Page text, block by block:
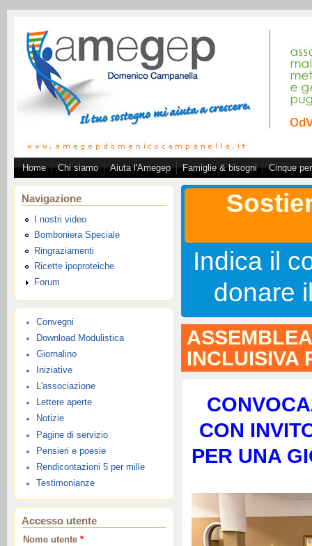
Associazione
Home Chi siamo Aiuta l'Amegep Famiglie & bisogni Cinque
Navigazione
I nostri video
Bomboniera Speciale
Ringraziamenti
Ricette ipoproteiche
Forum
Convegni
Download Modulistica
Giornalino
Iniziative
L'associazione
Lettere aperte
Notizie
Pagine di servizio
Pensieri e poesie
Rendicontazioni 5 per mille
Testimonianze
Accesso utente
Nome utente *
Indica il
donare
INCLUISIVA
CON
PER UNA